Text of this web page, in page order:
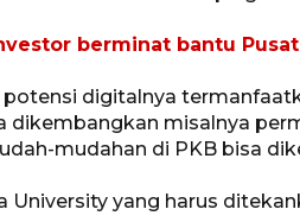
berminat bantu
digitalnya
dikembangkan misalnya
mudahan di PKB bisa
yang harus